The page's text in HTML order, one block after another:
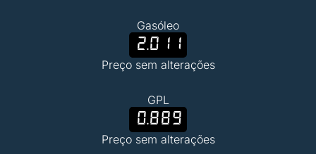
Gasóleo
2.011
Preço sem alterações
GPL
0.889
Preço sem alterações